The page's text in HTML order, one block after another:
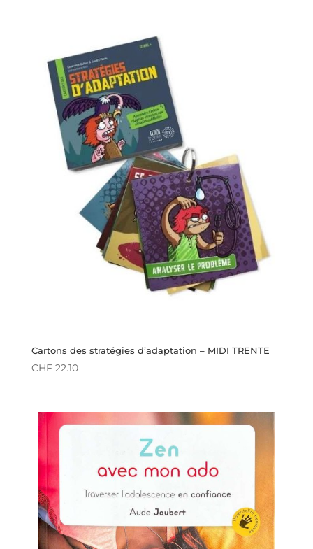
Cartons des stratégies d’adaptation – MIDI TRENTE
CHF22.10